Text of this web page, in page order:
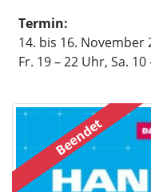
Termin:
14. bis 16. November
Fr. 19 – 22 Uhr, Sa.
Beendet